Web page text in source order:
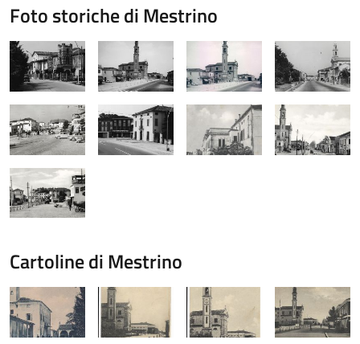
Foto storiche di Mestrino
Cartoline di Mestrino